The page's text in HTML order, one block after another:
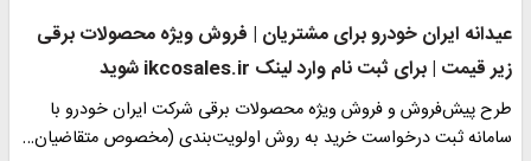
عیدانه ایران خودرو برای مشتریان | فروش ویژه محصولات برقی
زیر قیمت | برای ثبت نام وارد لینک ikcosales.ir شوید
طرح پیش‌فروش و فروش ویژه محصولات برقی شرکت ایران خودرو با
سامانه ثبت درخواست خرید به روش اولویت‌بندی (مخصوص متقاضیان…